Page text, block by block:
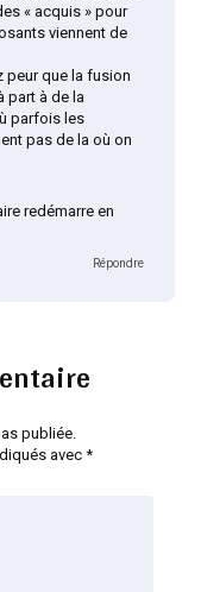
« acquis » pour
viennent de
peur que la fusion
part à de la
parfois les
pas de la où on
redémarre en
Répondre
publiée.
avec *